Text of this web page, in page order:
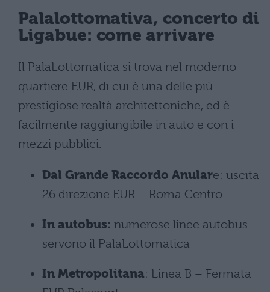
Palalottomativa, concerto di
Ligabue: come arrivare
Il PalaLottomatica si trova nel moderno
quartiere EUR, di cui è una delle più
prestigiose realtà architettoniche, ed è
facilmente raggiungibile in auto e con i
mezzi pubblici.
Dal Grande Raccordo Anulare: uscita
26 direzione EUR – Roma Centro
In autobus: numerose linee autobus
servono il PalaLottomatica
In Metropolitana: Linea B – Fermata